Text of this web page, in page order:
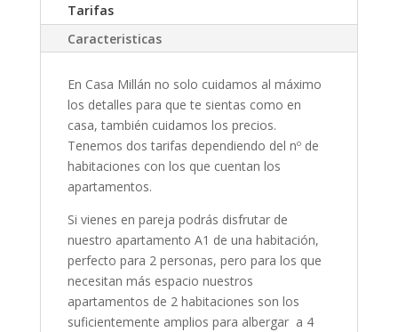
Tarifas
Caracteristicas
En Casa Millán no solo cuidamos al máximo
los detalles para que te sientas como en
casa, también cuidamos los precios.
Tenemos dos tarifas dependiendo del nº de
habitaciones con los que cuentan los
apartamentos.
Si vienes en pareja podrás disfrutar de
nuestro apartamento A1 de una habitación,
perfecto para 2 personas, pero para los que
necesitan más espacio nuestros
apartamentos de 2 habitaciones son los
suficientemente amplios para albergar a 4